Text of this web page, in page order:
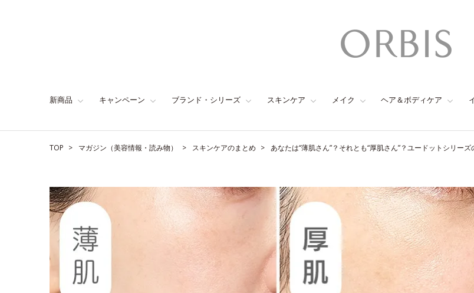
新商品 キャンペーン ブランド・シリーズ スキンケア メイク ヘア＆ボディケア
TOP マガジン（美容情報・読み物） スキンケアのまとめ あなたは“薄肌さん”？それとも“厚肌さん”？ユードットシリー